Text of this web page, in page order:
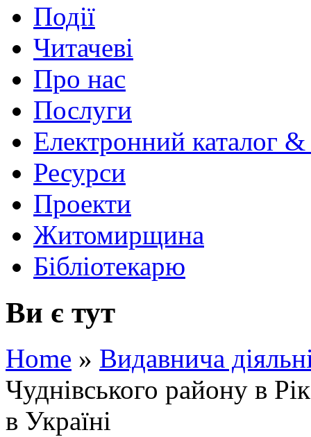
Події
Читачеві
Про нас
Послуги
Електронний каталог
Ресурси
Проекти
Житомирщина
Бібліотекарю
Ви є тут
Home » Видавнича
Чуднівського району в
в Україні